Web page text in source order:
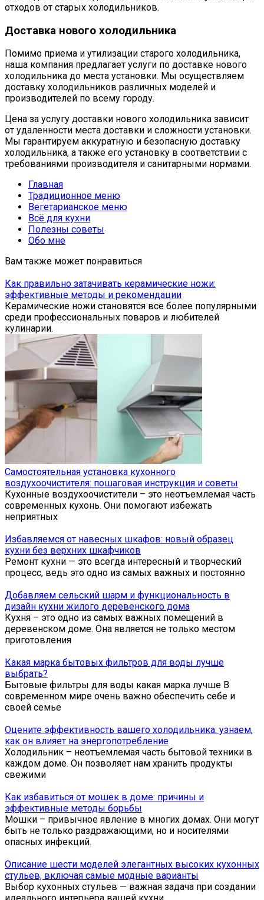
отходов от старых холодильников.
Доставка нового холодильника
Помимо приема и утилизации старого холодильника,
наша компания предлагает услуги по доставке нового
холодильника до места установки. Мы осуществляем
доставку холодильников различных моделей и
производителей по всему городу.
Цена за услугу доставки нового холодильника зависит
от удаленности места доставки и сложности установки.
Мы гарантируем аккуратную и безопасную доставку
холодильника, а также его установку в соответствии с
требованиями производителя и санитарными нормами.
Главная
Традиционное меню
Вегетарианское меню
Всё для кухни
Полезны советы
Обо мне
Вам также может понравиться
Как правильно затачивать керамические ножи:
эффективные методы и рекомендации
Керамические ножи становятся все более популярными
среди профессиональных поваров и любителей
кулинарии.
Самостоятельная установка кухонного
воздухоочистителя: пошаговая инструкция и советы
Кухонные воздухоочистители – это неотъемлемая часть
современных кухонь. Они помогают избежать
неприятных
Избавляемся от навесных шкафов: новый образец
кухни без верхних шкафчиков
Ремонт кухни — это всегда интересный и творческий
процесс, ведь это одно из самых важных и постоянно
Добавляем сельский шарм и функциональность в
дизайн кухни жилого деревенского дома
Кухня – это одно из самых важных помещений в
деревенском доме. Она является не только местом
приготовления
Какая марка бытовых фильтров для воды лучше
выбрать?
Бытовые фильтры для воды какая марка лучше В
современном мире очень важно обеспечить себе и
своей семье
Оцените эффективность вашего холодильника: узнаем,
как он влияет на энергопотребление
Холодильник – неотъемлемая часть бытовой техники в
каждом доме. Он позволяет нам хранить продукты
свежими
Как избавиться от мошек в доме: причины и
эффективные методы борьбы
Мошки – привычное явление в многих домах. Они могут
быть не только раздражающими, но и носителями
опасных инфекций.
Описание шести моделей элегантных высоких кухонных
стульев, включая самые модные варианты
Выбор кухонных стульев — важная задача при создании